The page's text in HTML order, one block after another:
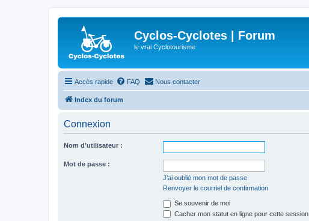
Cyclos-Cyclotes | Forum
le vrai Cyclotourisme
Accès rapide FAQ Nous contacter
Index du forum
Connexion
Nom d’utilisateur :
Mot de passe :
J’ai oublié mon mot de passe
Renvoyer le courriel de confirmation
Se souvenir de moi
Cacher mon statut en ligne pour cette session